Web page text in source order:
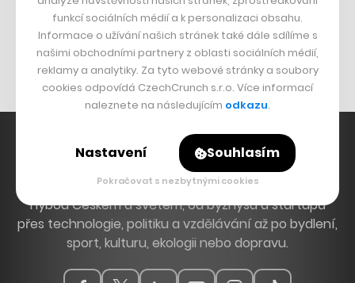
Bomma není tichá
Originální hodinky
Nábytek z betonu
Hlavní zdroj inspirace. Věnujeme se tématům, která
hýbou Českem a světem, od byznysu a startupů
přes technologie, politiku a vzdělávání až po bydlení,
sport, kulturu, ekologii nebo dopravu.
funkcí sociálních médií a k personalizaci obsahu.
Informace o užívání našich stránek také dále sdílíme s
našimi obchodními partnery z oblasti sociálních médií,
reklamy a analytiky. Za tyto webové stránky a soubory
cookies odpovídá CzechCrunch s.r.o. Více informací
naleznete na následujícím odkazu.
Nastavení Souhlasím
Pokračovat s nezbytnými cookies